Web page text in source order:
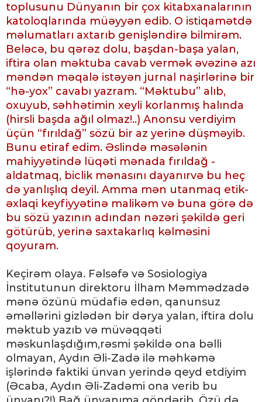
toplusunu Dünyanın bir çox kitabxanalarının
katoloqlarında müəyyən edib. O istiqamətdə
məlumatları axtarıb genişləndirə bilmirəm.
Beləcə, bu qərəz dolu, başdan-başa yalan,
iftira olan məktuba cavab vermək əvəzinə azı
məndən məqalə istəyən jurnal naşirlərinə bir
“hə-yox” cavabı yazram. “Məktubu” alıb,
oxuyub, səhhətimin xeyli korlanmış halında
(hirsli başda ağıl olmaz!..) Anonsu verdiyim
üçün “fırıldağ” sözü bir az yerinə düşməyib.
Bunu etiraf edim. Əslində məsələnin
mahiyyətində lüqəti mənada fırıldağ -
aldatmaq, biclik mənasını dayanırvə bu heç
də yanlışlıq deyil. Amma mən utanmaq etik-
əxlaqi keyfiyyətinə malikəm və buna görə də
bu sözü yazının adından nəzəri şəkildə geri
götürüb, yerinə saxtakarlıq kəlməsini
qoyuram.
Keçirəm olaya. Fəlsəfə və Sosiologiya
İnstitutunun direktoru İlham Məmmədzadə
mənə özünü müdafiə edən, qanunsuz
əməllərini gizlədən bir dərya yalan, iftira dolu
məktub yazıb və müvəqqəti
məskunlaşdığım,rəsmi şəkildə ona bəlli
olmayan, Aydın Əli-Zadə ilə məhkəmə
işlərində faktiki ünvan yerində qeyd etdiyim
(Əcaba, Aydın Əli-Zadəmi ona verib bu